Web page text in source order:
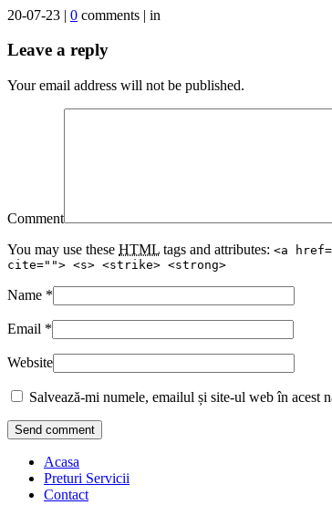
20-07-23 | 0 comments | in
Leave a reply
Your email address will not be published.
Comment
You may use these HTML tags and attributes: <a
cite=""> <s> <strike> <strong>
Name *
Email *
Website
Salvează-mi numele, emailul și site-ul web în acest
Acasa
Preturi Servicii
Contact